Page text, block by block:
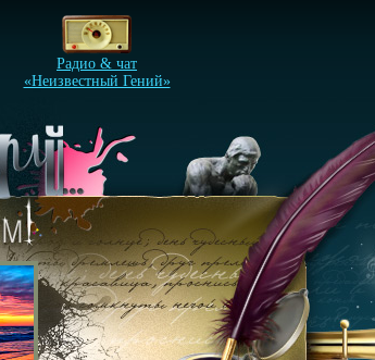
Радио & чат
«Неизвестный Гений»